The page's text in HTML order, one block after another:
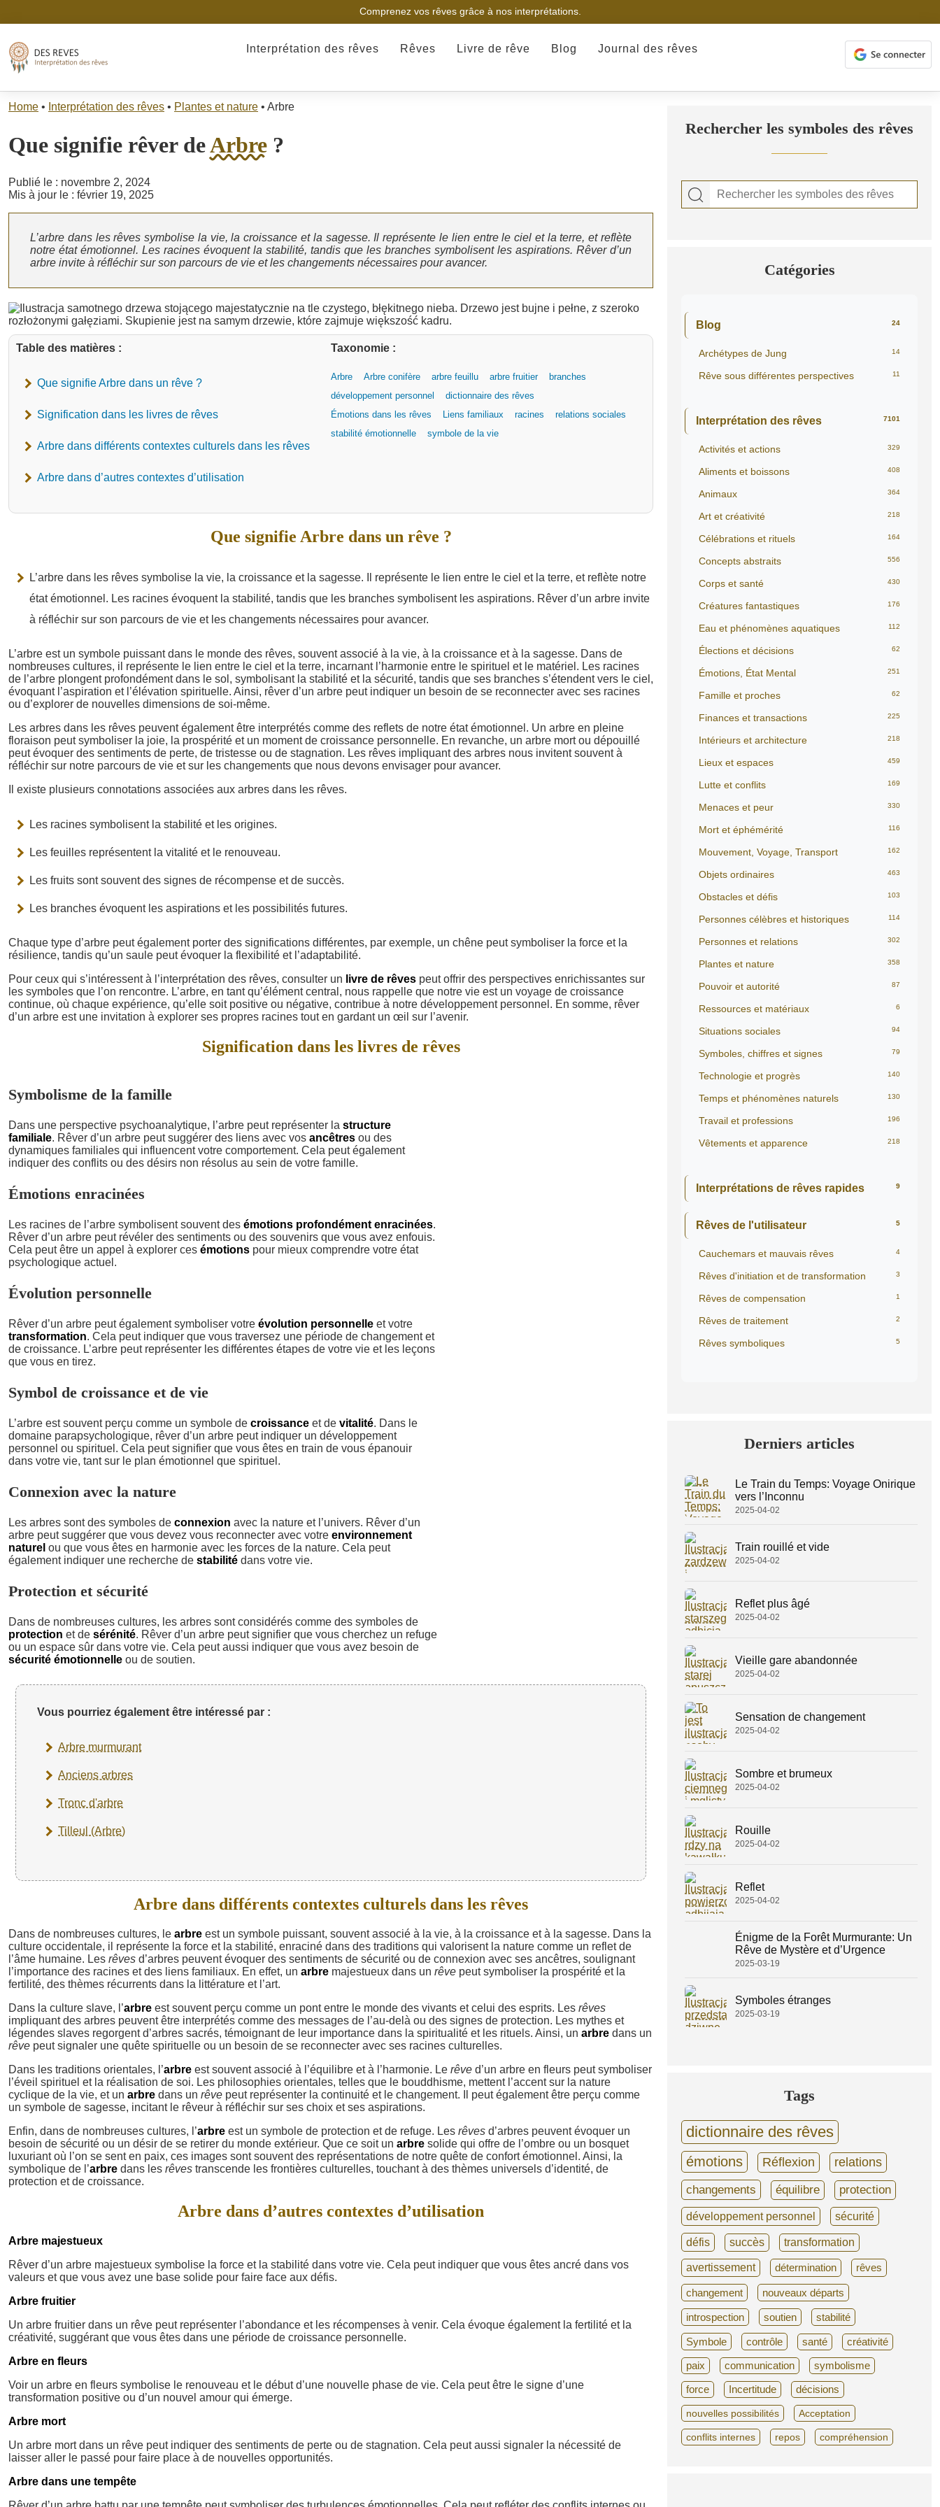
Comprenez vos rêves grâce à nos interprétations.
Interprétation des rêves Rêves Livre de rêve Blog Journal des rêves
Home • Interprétation des rêves • Plantes et nature • Arbre
Que signifie rêver deArbre ?
Publié le : novembre 2, 2024
Mis à jour le : février 19, 2025
L’arbre dans les rêves symbolise la vie, la croissance et la sagesse. Il représente le lien entre le ciel et la terre, et reflète
notre état émotionnel. Les racines évoquent la stabilité, tandis que les branches symbolisent les aspirations. Rêver d’un
arbre invite à réfléchir sur son parcours de vie et les changements nécessaires pour avancer.
Table des matières :
Que signifie Arbre dans un rêve ?
Signification dans les livres de rêves
Arbre dans différents contextes culturels dans les rêves
Arbre dans d’autres contextes d’utilisation
Taxonomie :
Arbre Arbre conifère arbre feuillu arbre fruitier
branches
développement personnel
dictionnaire des rêves
Émotions dans les rêves
Liens familiaux racines
relations sociales
stabilité émotionnelle
symbole de la vie
Que signifie Arbre dans un rêve ?
L’arbre dans les rêves symbolise la vie, la croissance et la sagesse. Il représente le lien entre le ciel et la terre, et reflète notre
état émotionnel. Les racines évoquent la stabilité, tandis que les branches symbolisent les aspirations. Rêver d’un arbre invite
à réfléchir sur son parcours de vie et les changements nécessaires pour avancer.
L’arbre est un symbole puissant dans le monde des rêves, souvent associé à la vie, à la croissance et à la sagesse. Dans de
nombreuses cultures, il représente le lien entre le ciel et la terre, incarnant l’harmonie entre le spirituel et le matériel. Les racines
de l’arbre plongent profondément dans le sol, symbolisant la stabilité et la sécurité, tandis que ses branches s’étendent vers le ciel,
évoquant l’aspiration et l’élévation spirituelle. Ainsi, rêver d’un arbre peut indiquer un besoin de se reconnecter avec ses racines
ou d’explorer de nouvelles dimensions de soi-même.
Les arbres dans les rêves peuvent également être interprétés comme des reflets de notre état émotionnel. Un arbre en pleine
floraison peut symboliser la joie, la prospérité et un moment de croissance personnelle. En revanche, un arbre mort ou dépouillé
peut évoquer des sentiments de perte, de tristesse ou de stagnation. Les rêves impliquant des arbres nous invitent souvent à
réfléchir sur notre parcours de vie et sur les changements que nous devons envisager pour avancer.
Il existe plusieurs connotations associées aux arbres dans les rêves.
Les racines symbolisent la stabilité et les origines.
Les feuilles représentent la vitalité et le renouveau.
Les fruits sont souvent des signes de récompense et de succès.
Les branches évoquent les aspirations et les possibilités futures.
Chaque type d’arbre peut également porter des significations différentes, par exemple, un chêne peut symboliser la force et la
résilience, tandis qu’un saule peut évoquer la flexibilité et l’adaptabilité.
Pour ceux qui s’intéressent à l’interprétation des rêves, consulter un livre de rêves peut offrir des perspectives enrichissantes sur
les symboles que l’on rencontre. L’arbre, en tant qu’élément central, nous rappelle que notre vie est un voyage de croissance
continue, où chaque expérience, qu’elle soit positive ou négative, contribue à notre développement personnel. En somme, rêver
d’un arbre est une invitation à explorer ses propres racines tout en gardant un œil sur l’avenir.
Signification dans les livres de rêves
Symbolisme de la famille
Dans une perspective psychoanalytique, l’arbre peut représenter la structure
familiale. Rêver d’un arbre peut suggérer des liens avec vos ancêtres ou des
dynamiques familiales qui influencent votre comportement. Cela peut également
indiquer des conflits ou des désirs non résolus au sein de votre famille.
Émotions enracinées
Les racines de l’arbre symbolisent souvent des émotions profondément enracinées.
Rêver d’un arbre peut révéler des sentiments ou des souvenirs que vous avez enfouis.
Cela peut être un appel à explorer ces émotions pour mieux comprendre votre état
psychologique actuel.
Évolution personnelle
Rêver d’un arbre peut également symboliser votre évolution personnelle et votre
transformation. Cela peut indiquer que vous traversez une période de changement et
de croissance. L’arbre peut représenter les différentes étapes de votre vie et les leçons
que vous en tirez.
Symbol de croissance et de vie
L’arbre est souvent perçu comme un symbole de croissance et de vitalité. Dans le
domaine parapsychologique, rêver d’un arbre peut indiquer un développement
personnel ou spirituel. Cela peut signifier que vous êtes en train de vous épanouir
dans votre vie, tant sur le plan émotionnel que spirituel.
Connexion avec la nature
Les arbres sont des symboles de connexion avec la nature et l’univers. Rêver d’un
arbre peut suggérer que vous devez vous reconnecter avec votre environnement
naturel ou que vous êtes en harmonie avec les forces de la nature. Cela peut
également indiquer une recherche de stabilité dans votre vie.
Protection et sécurité
Dans de nombreuses cultures, les arbres sont considérés comme des symboles de
protection et de sérénité. Rêver d’un arbre peut signifier que vous cherchez un refuge
ou un espace sûr dans votre vie. Cela peut aussi indiquer que vous avez besoin de
sécurité émotionnelle ou de soutien.
Vous pourriez également être intéressé par :
Arbre murmurant
Anciens arbres
Tronc d'arbre
Tilleul (Arbre)
Arbre dans différents contextes culturels dans les rêves
Dans de nombreuses cultures, le arbre est un symbole puissant, souvent associé à la vie, à la croissance et à la sagesse. Dans la
culture occidentale, il représente la force et la stabilité, enraciné dans des traditions qui valorisent la nature comme un reflet de
l’âme humaine. Les rêves d’arbres peuvent évoquer des sentiments de sécurité ou de connexion avec ses ancêtres, soulignant
l’importance des racines et des liens familiaux. En effet, un arbre majestueux dans un rêve peut symboliser la prospérité et la
fertilité, des thèmes récurrents dans la littérature et l’art.
Dans la culture slave, l’arbre est souvent perçu comme un pont entre le monde des vivants et celui des esprits. Les rêves
impliquant des arbres peuvent être interprétés comme des messages de l’au-delà ou des signes de protection. Les mythes et
légendes slaves regorgent d’arbres sacrés, témoignant de leur importance dans la spiritualité et les rituels. Ainsi, un arbre dans un
rêve peut signaler une quête spirituelle ou un besoin de se reconnecter avec ses racines culturelles.
Dans les traditions orientales, l’arbre est souvent associé à l’équilibre et à l’harmonie. Le rêve d’un arbre en fleurs peut symboliser
l’éveil spirituel et la réalisation de soi. Les philosophies orientales, telles que le bouddhisme, mettent l’accent sur la nature
cyclique de la vie, et un arbre dans un rêve peut représenter la continuité et le changement. Il peut également être perçu comme
un symbole de sagesse, incitant le rêveur à réfléchir sur ses choix et ses aspirations.
Enfin, dans de nombreuses cultures, l’arbre est un symbole de protection et de refuge. Les rêves d’arbres peuvent évoquer un
besoin de sécurité ou un désir de se retirer du monde extérieur. Que ce soit un arbre solide qui offre de l’ombre ou un bosquet
luxuriant où l’on se sent en paix, ces images sont souvent des représentations de notre quête de confort émotionnel. Ainsi, la
symbolique de l’arbre dans les rêves transcende les frontières culturelles, touchant à des thèmes universels d’identité, de
protection et de croissance.
Arbre dans d’autres contextes d’utilisation
Arbre majestueux
Rêver d’un arbre majestueux symbolise la force et la stabilité dans votre vie. Cela peut indiquer que vous êtes ancré dans vos
valeurs et que vous avez une base solide pour faire face aux défis.
Arbre fruitier
Un arbre fruitier dans un rêve peut représenter l’abondance et les récompenses à venir. Cela évoque également la fertilité et la
créativité, suggérant que vous êtes dans une période de croissance personnelle.
Arbre en fleurs
Voir un arbre en fleurs symbolise le renouveau et le début d’une nouvelle phase de vie. Cela peut être le signe d’une
transformation positive ou d’un nouvel amour qui émerge.
Arbre mort
Un arbre mort dans un rêve peut indiquer des sentiments de perte ou de stagnation. Cela peut aussi signaler la nécessité de
laisser aller le passé pour faire place à de nouvelles opportunités.
Arbre dans une tempête
Rechercher les symboles des rêves
Catégories
Blog 24
Archétypes de Jung 14
Rêve sous différentes perspectives 11
Interprétation des rêves 7101
Activités et actions 329
Aliments et boissons 408
Animaux 364
Art et créativité 218
Célébrations et rituels 164
Concepts abstraits 556
Corps et santé 430
Créatures fantastiques 176
Eau et phénomènes aquatiques 112
Élections et décisions 62
Émotions, État Mental 251
Famille et proches 62
Finances et transactions 225
Intérieurs et architecture 218
Lieux et espaces 459
Lutte et conflits 169
Menaces et peur 330
Mort et éphémérité 116
Mouvement, Voyage, Transport 162
Objets ordinaires 463
Obstacles et défis 103
Personnes célèbres et historiques 114
Personnes et relations 302
Plantes et nature 358
Pouvoir et autorité 87
Ressources et matériaux 6
Situations sociales 94
Symboles, chiffres et signes 79
Technologie et progrès 140
Temps et phénomènes naturels 130
Travail et professions 196
Vêtements et apparence 218
Interprétations de rêves rapides 9
Rêves de l'utilisateur 5
Cauchemars et mauvais rêves 4
Rêves d'initiation et de transformation 3
Rêves de compensation 1
Rêves de traitement 2
Rêves symboliques 5
Derniers articles
Le Train du Temps: Voyage Onirique
vers l’Inconnu
2025-04-02
Train rouillé et vide
2025-04-02
Reflet plus âgé
2025-04-02
Vieille gare abandonnée
2025-04-02
Sensation de changement
2025-04-02
Sombre et brumeux
2025-04-02
Rouille
2025-04-02
Reflet
2025-04-02
Énigme de la Forêt Murmurante: Un
Rêve de Mystère et d’Urgence
2025-03-19
Symboles étranges
2025-03-19
Tags
dictionnaire des rêves
émotions Réflexion
relations
changements
équilibre protection
développement personnel sécurité
défis succès transformation
avertissement détermination rêves
changement nouveaux départs
introspection soutien stabilité
Symbole contrôle santé créativité
paix communication symbolisme
force Incertitude décisions
nouvelles possibilités Acceptation
conflits internes repos compréhension